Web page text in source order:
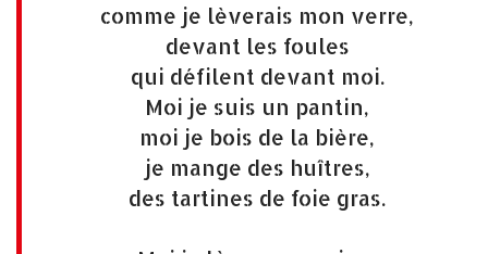
comme je lèverais mon verre,
devant les foules
qui défilent devant moi.
Moi je suis un pantin,
moi je bois de la bière,
je mange des huîtres,
des tartines de foie gras.